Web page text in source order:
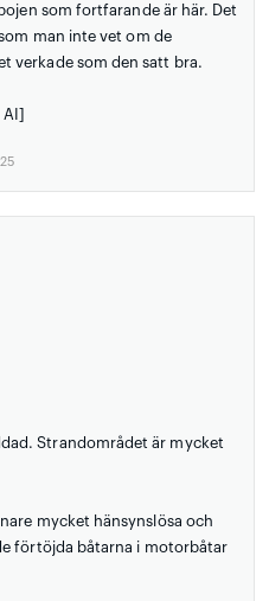
som fortfarande är här. Det
man inte vet om de
verkade som den satt bra.
AI]
Strandområdet är mycket
mycket hänsynslösa och
förtöjda båtarna i motorbåtar